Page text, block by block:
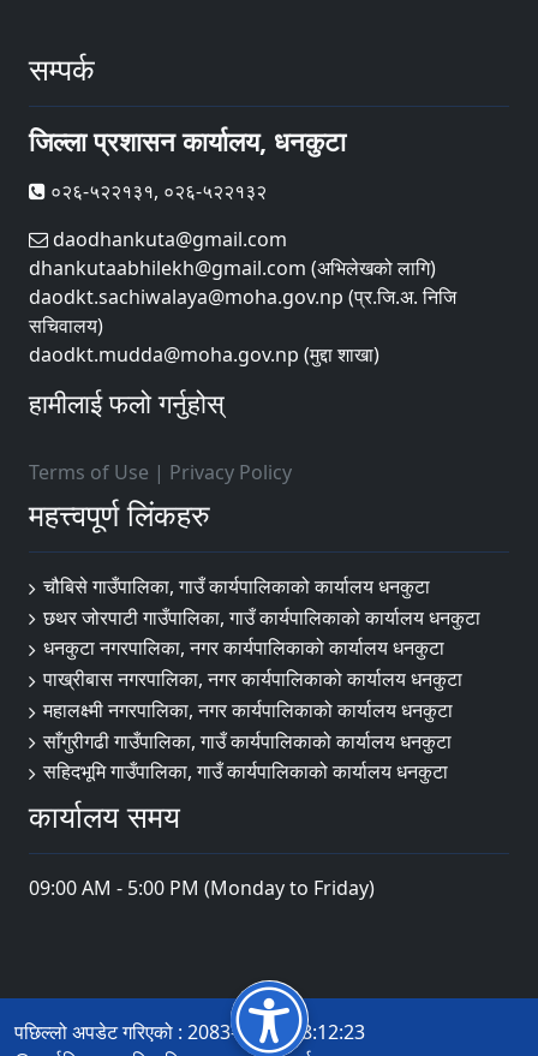
सम्पर्क
जिल्ला प्रशासन कार्यालय, धनकुटा
०२६-५२२१३१, ०२६-५२२१३२
daodhankuta@gmail.com
dhankutaabhilekh@gmail.com (अभिलेखको लागि)
daodkt.sachiwalaya@moha.gov.np (प्र.जि.अ. निजि
सचिवालय)
daodkt.mudda@moha.gov.np (मुद्दा शाखा)
हामीलाई फलो गर्नुहोस्
Terms of Use | Privacy Policy
महत्त्वपूर्ण लिंकहरु
चौबिसे गाउँपालिका, गाउँ कार्यपालिकाको कार्यालय धनकुटा
छथर जोरपाटी गाउँपालिका, गाउँ कार्यपालिकाको कार्यालय धनकुटा
धनकुटा नगरपालिका, नगर कार्यपालिकाको कार्यालय धनकुटा
पाख्रीबास नगरपालिका, नगर कार्यपालिकाको कार्यालय धनकुटा
महालक्ष्मी नगरपालिका, नगर कार्यपालिकाको कार्यालय धनकुटा
साँगुरीगढी गाउँपालिका, गाउँ कार्यपालिकाको कार्यालय धनकुटा
सहिदभूमि गाउँपालिका, गाउँ कार्यपालिकाको कार्यालय धनकुटा
कार्यालय समय
09:00 AM - 5:00 PM (Monday to Friday)
पछिल्लो अपडेट गरिएको : 2083-04-02 18:12:23